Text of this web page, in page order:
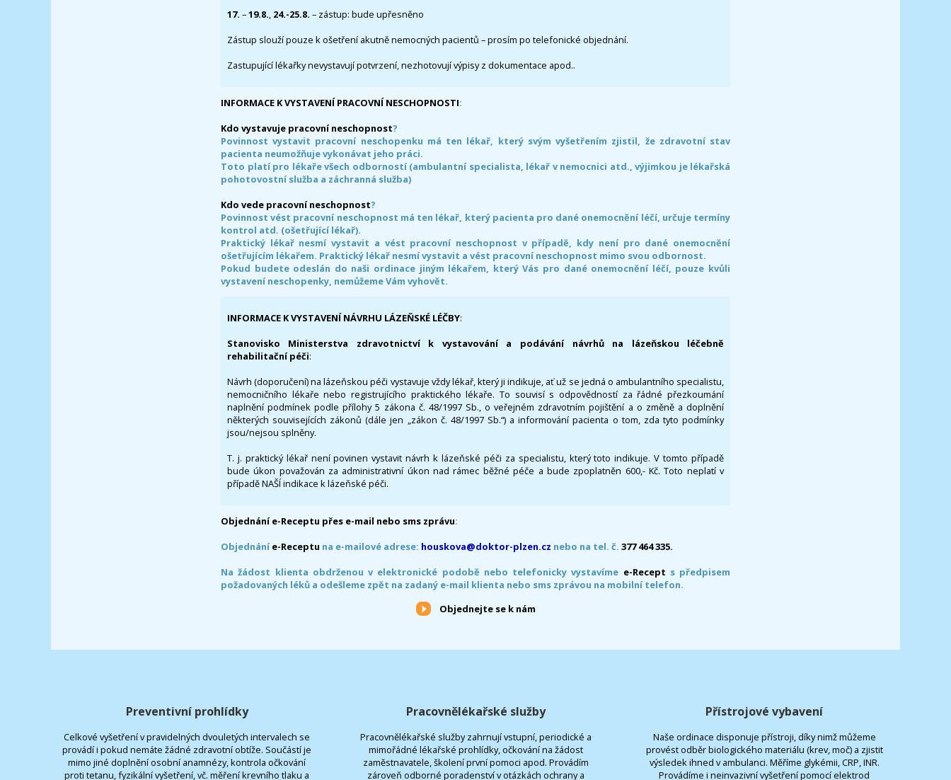
17. –19.8., 24.-25.8. – zástup: bude upřesněno
Zástup slouží pouze k ošetření akutně nemocných pacientů – prosím po telefonické objednání.
Zastupující lékařky nevystavují potvrzení, nezhotovují výpisy z dokumentace apod..
INFORMACE K VYSTAVENÍ PRACOVNÍ NESCHOPNOSTI:
Kdo vystavuje pracovní neschopnost?
Povinnost vystavit pracovní neschopenku má ten lékař, který svým vyšetřením zjistil, že zdravotní stav
pacienta neumožňuje vykonávat jeho práci.
Toto platí pro lékaře všech odborností (ambulantní specialista, lékař v nemocnici atd., výjimkou je lékařská
pohotovostní služba a záchranná služba)
Kdo vede pracovní neschopnost?
Povinnost vést pracovní neschopnost má ten lékař, který pacienta pro dané onemocnění léčí, určuje termíny
kontrol atd. (ošetřující lékař).
Praktický lékař nesmí vystavit a vést pracovní neschopnost v případě, kdy není pro dané onemocnění
ošetřujícím lékařem. Praktický lékař nesmí vystavit a vést pracovní neschopnost mimo svou odbornost.
Pokud budete odeslán do naši ordinace jiným lékařem, který Vás pro dané onemocnění léčí, pouze kvůli
vystavení neschopenky, nemůžeme Vám vyhovět.
INFORMACE K VYSTAVENÍ NÁVRHU LÁZEŇSKÉ LÉČBY:
Stanovisko Ministerstva zdravotnictví k vystavování a podávání návrhů na lázeňskou léčebně
rehabilitační péči:
Návrh (doporučení) na lázeňskou péči vystavuje vždy lékař, který ji indikuje, ať už se jedná o ambulantního specialistu,
nemocničního lékaře nebo registrujícího praktického lékaře. To souvisí s odpovědností za řádné přezkoumání
naplnění podmínek podle přílohy 5 zákona č. 48/1997 Sb., o veřejném zdravotním pojištění a o změně a doplnění
některých souvisejících zákonů (dále jen „zákon č. 48/1997 Sb.“) a informování pacienta o tom, zda tyto podmínky
jsou/nejsou splněny.
T. j. praktický lékař není povinen vystavit návrh k lázeňské péči za specialistu, který toto indikuje. V tomto případě
bude úkon považován za administrativní úkon nad rámec běžné péče a bude zpoplatněn 600,- Kč. Toto neplatí v
případě NAŠÍ indikace k lázeňské péči.
Objednání e-Receptu přes e-mail nebo sms zprávu:
Objednáníe-Receptu na e-mailové adrese: houskova@doktor-plzen.cz nebo na tel. č. 377 464 335.
Na žádost klienta obdrženou v elektronické podobě nebo telefonicky vystavíme e-Recept s předpisem
požadovaných léků a odešleme zpět na zadaný e-mail klienta nebo sms zprávou na mobilní telefon.
Objednejte se k nám
Preventivní prohlídky
Celkové vyšetření v pravidelných dvouletých intervalech se
provádí i pokud nemáte žádné zdravotní obtíže. Součástí je
mimo jiné doplnění osobní anamnézy, kontrola očkování
proti tetanu, fyzikální vyšetření, vč. měření krevního tlaku a
Pracovnělékařské služby
Pracovnělékařské služby zahrnují vstupní, periodické a
mimořádné lékařské prohlídky, očkování na žádost
zaměstnavatele, školení první pomoci apod. Provádím
zároveň odborné poradenství v otázkách ochrany a
Přístrojové vybavení
Naše ordinace disponuje přístroji, díky nimž můžeme
provést odběr biologického materiálu (krev, moč) a zjistit
výsledek ihned v ambulanci. Měříme glykémii, CRP, INR.
Provádíme i neinvazivní vyšetření pomocí elektrod